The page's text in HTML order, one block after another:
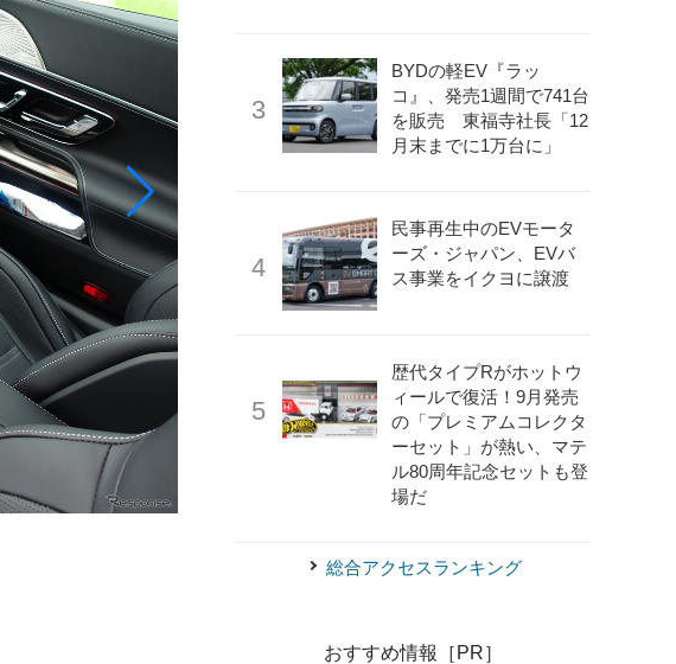
BYDの軽EV『ラッ
コ』、発売1週間で741台
を販売 東福寺社長「12
月末までに1万台に」
民事再生中のEVモータ
ーズ・ジャパン、EVバ
ス事業をイクヨに譲渡
歴代タイプRがホットウ
ィールで復活！9月発売
の「プレミアムコレクタ
ーセット」が熱い、マテ
ル80周年記念セットも登
場だ
総合アクセスランキング
おすすめ情報［PR］